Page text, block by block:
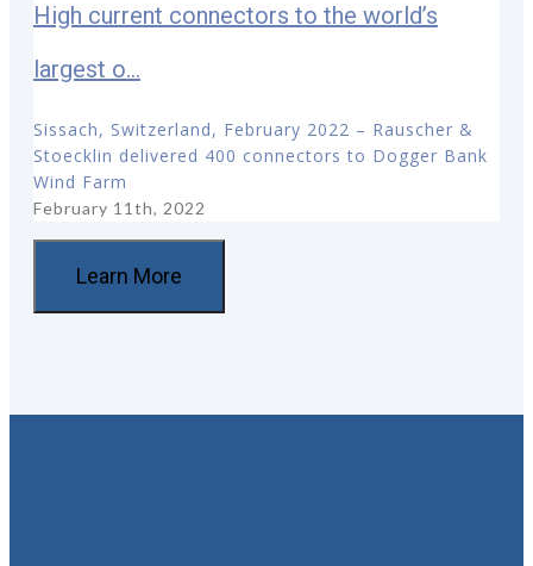
High current connectors to the world’s
largest o...
Sissach, Switzerland, February 2022 – Rauscher &
Stoecklin delivered 400 connectors to Dogger Bank
Wind Farm
February 11th, 2022
Learn More